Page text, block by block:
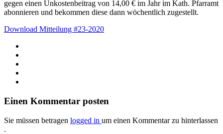
gegen einen Unkostenbeitrag von 14,00 € im Jahr im Kath. Pfarramt
abonnieren und bekommen diese dann wöchentlich zugestellt.
Download Mitteilung #23-2020
Einen Kommentar posten
Sie müssen betragen logged in um einen Kommentar zu hinterlassen
.